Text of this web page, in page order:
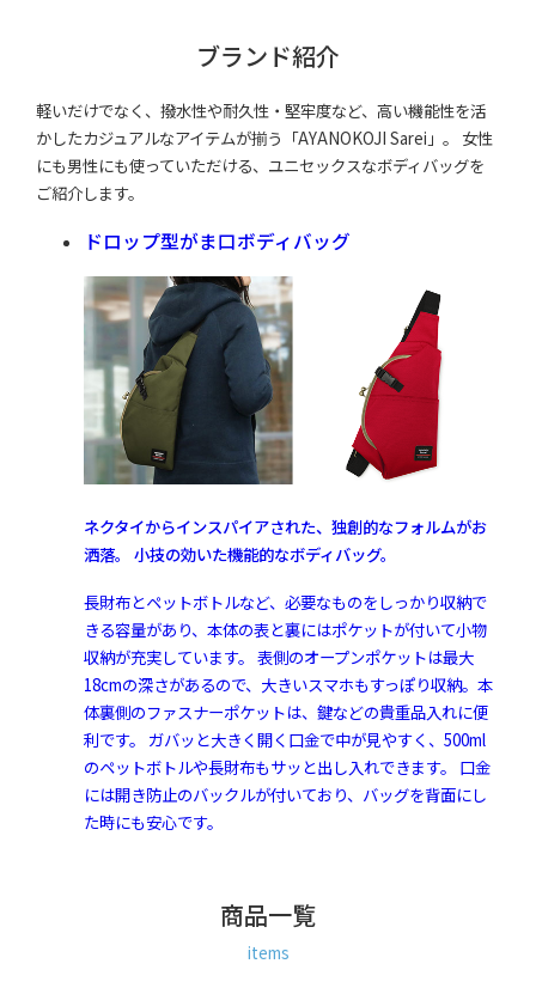
ブランド紹介
軽いだけでなく、撥水性や耐久性・堅牢度など、高い機能性を活
かしたカジュアルなアイテムが揃う「AYANOKOJI Sarei」。 女性
にも男性にも使っていただける、ユニセックスなボディバッグを
ご紹介します。
ドロップ型がま口ボディバッグ
ネクタイからインスパイアされた、独創的なフォルムがお
洒落。 小技の効いた機能的なボディバッグ。
長財布とペットボトルなど、必要なものをしっかり収納で
きる容量があり、本体の表と裏にはポケットが付いて小物
収納が充実しています。 表側のオープンポケットは最大
18cmの深さがあるので、大きいスマホもすっぽり収納。本
体裏側のファスナーポケットは、鍵などの貴重品入れに便
利です。 ガバッと大きく開く口金で中が見やすく、500ml
のペットボトルや長財布もサッと出し入れできます。 口金
には開き防止のバックルが付いており、バッグを背面にし
た時にも安心です。
商品一覧
items